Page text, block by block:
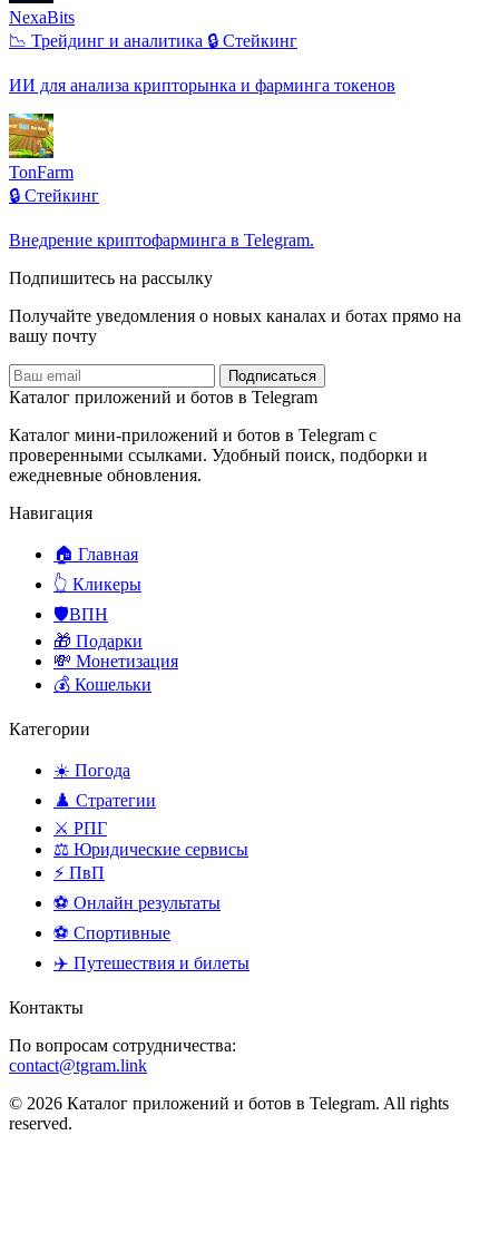
NexaBits
📉 Трейдинг и аналитика 🔒 Стейкинг
ИИ для анализа крипторынка и фарминга токенов
TonFarm
🔒 Стейкинг
Внедрение криптофарминга в Telegram.
Подпишитесь на рассылку
Получайте уведомления о новых каналах и ботаx прямо на
вашу почту
Подписаться
Каталог приложений и ботов в Telegram
Каталог мини-приложений и ботов в Telegram с
проверенными ссылками. Удобный поиск, подборки и
ежедневные обновления.
Навигация
🏠 Главная
👆 Кликеры
🛡️ВПН
🎁 Подарки
💸 Монетизация
💰 Кошельки
Категории
☀️ Погода
♟️ Стратегии
⚔️ РПГ
⚖️ Юридические сервисы
⚡ ПвП
⚽ Онлайн результаты
⚽ Спортивные
✈️ Путешествия и билеты
Контакты
По вопросам сотрудничества:
contact@tgram.link
© 2026 Каталог приложений и ботов в Telegram. All rights
reserved.